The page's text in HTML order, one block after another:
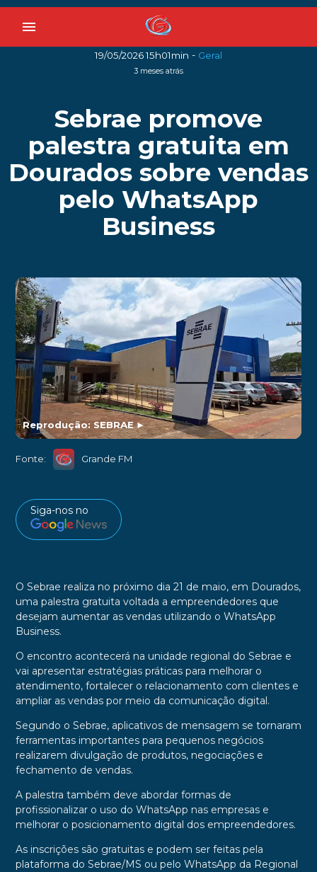
menu
19/05/2026 15h01min - Geral
3 meses atrás
Sebrae promove
palestra gratuita em
Dourados sobre vendas
pelo WhatsApp
Business
Reprodução: SEBRAE►
Fonte: Grande FM
Siga-nos no
O Sebrae realiza no próximo dia 21 de maio, em Dourados,
uma palestra gratuita voltada a empreendedores que
desejam aumentar as vendas utilizando o WhatsApp
Business.
O encontro acontecerá na unidade regional do Sebrae e
vai apresentar estratégias práticas para melhorar o
atendimento, fortalecer o relacionamento com clientes e
ampliar as vendas por meio da comunicação digital.
Segundo o Sebrae, aplicativos de mensagem se tornaram
ferramentas importantes para pequenos negócios
realizarem divulgação de produtos, negociações e
fechamento de vendas.
A palestra também deve abordar formas de
profissionalizar o uso do WhatsApp nas empresas e
melhorar o posicionamento digital dos empreendedores.
As inscrições são gratuitas e podem ser feitas pela
plataforma do Sebrae/MS ou pelo WhatsApp da Regional